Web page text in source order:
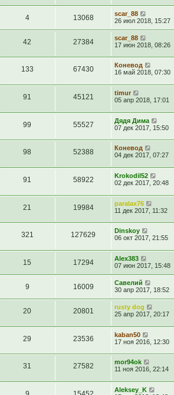
4 13068
scar_88
26 июл 2018, 15:27
42 27384
scar_88
17 июн 2018, 08:26
133 67430
Коневод
16 май 2018, 07:30
91 45121
timur
05 апр 2018, 17:01
99 55527
Дядя Дима
07 дек 2017, 15:50
98 52388
Коневод
04 дек 2017, 07:27
91 58922
Krokodil52
02 дек 2017, 20:48
21 19984
paralax76
11 дек 2017, 11:32
321 127629
Dinskoy
06 окт 2017, 21:55
15 17294
Alex383
07 июн 2017, 15:48
9 16009
Савелий
30 апр 2017, 18:52
20 20801
rusty dog
25 апр 2017, 20:17
29 23536
kaban50
17 ноя 2016, 12:30
31 27582
mor94ok
11 ноя 2016, 22:14
Aleksey_K